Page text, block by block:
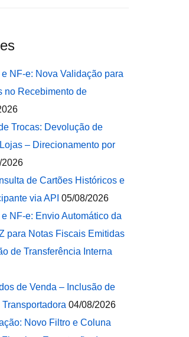
NF-e: Nova Validação para
no Recebimento de
Trocas: Devolução de
– Direcionamento por
2026
de Cartões Históricos e
via API 05/08/2026
NF-e: Envio Automático da
para Notas Fiscais Emitidas
de Transferência Interna
de Venda – Inclusão de
04/08/2026
Novo Filtro e Coluna